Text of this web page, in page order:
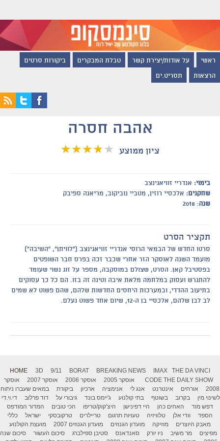
ראשי על אודות/יצירת קשר טבלת המבקרים ביקורות סרטים
הרצאות תסריט.ים
אהבה חסרה
ציון ממוצע
בימוי: אנדריי זוויאגינצב
שחקנים: אלכסיי רוזין, מטביי נוביקוב, מריאנה ספיבק
שנה: 2018
תקציר הסרט
סרטו החדש של הבמאי הרוסי אנדריי זוויאגינצב ("לוויתן", "השיבה")
מועמד השנה לאוסקר הזר אחרי שכבר זכה בפרס חבר השופטים
בפסטיבל קאן. הסרט, שצולם במוסקבה, מספר על זוג נשוי שעומד
להתגרש ועסוק במלחמה מלאת איבה וטינה זה בזו. הם כל כך עסוקים
בתיעוב ההדדי, ובמערכות היחסים החדשות שלהם, שהם פשוט לא שמים
לב לבן שלהם, אלכסיי בן ה-12, שיום אחד פשוט נעלם.
HOME 3D 9/11 BORAT BREAKING NEWS IMAX
THE DA VINCI
CODE THE DAILY SHOW אוסקר 2005 אוסקר 2006 אוסקר 2007
אוסקר
2008
אורחים אינטרנט אנג לי אנימציה ארכיון ביקורת
במאים שעברו ניתוח
לשינוי מין
בקרוב בשוטף בתי קולנוע ג'יימס בונד גיבורי על דוד פרלוב
די.וי.די
דפש מוד
האחים כהן היי דפינישן היצ'קוק/טריפו הכי טובים
המדור המודפס
הספד
וודי אלן טלוויזיה טעויות תרגום טריילרים טרקובסקי ישראל
כללי
מאבק היוצרים
מוזיקה מועדון הגנוזים מועדון הגנוזים 2007
מועצת הקולנוע
מפיצים
מר משיב ניו יורק סאנדאנס סטיבן ספילברג סיכום העשור
סיכום שנה